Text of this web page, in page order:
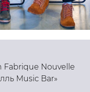
Fabrique Nouvelle
Music Bar»